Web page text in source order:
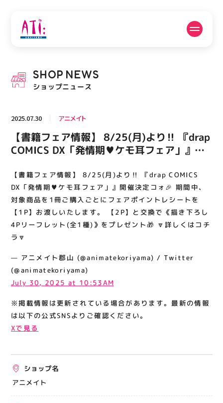
PICK UP NEWS
ピックアップニュース
フロアガイド 営業時間
ACCESS
アクセス・駐車場
RECRUIT
スタッフ募集
関連情報
お問い合わせ
プライバシーポリシー
サイトポリシー
運営会社
テナント出店募集
催事出店募集
アティビジョンについて
SHOP NEWS
ショップニュース
2025.07.30 アニメイト
【書籍フェア情報】 8/25(月)より‼️ 『drap
COMICS DX「発情期♥ケモ耳フェア」』開
ごとにフェアポイントレシートを【1P】お
渡しいたします。 【2P】と交換で《描き下
ろし4Pリーフレット(全1種)》をプレゼント
🎁 🔽詳しくはコチラ🔽
【書籍フェア情報】 8/25(月)より‼️ 『drap COMICS
DX「発情期♥ケモ耳フェア」』開催決定コォ🎉 期間中、
対象商品を1冊ご購入ごとにフェアポイントレシートを
【1P】お渡しいたします。 【2P】と交換で《描き下ろし
4Pリーフレット(全1種)》をプレゼント🎁 🔽詳しくはコチ
ラ🔽
— アニメイト郡山 (@animatekoriyama) / Twitter
(@animatekoriyama)
July 30, 2025 at 10:53AM
※掲載情報は更新されている場合があります。最新の情報
は以下の公式SNSよりご確認ください。
Xで見る
ショップ名
アニメイト